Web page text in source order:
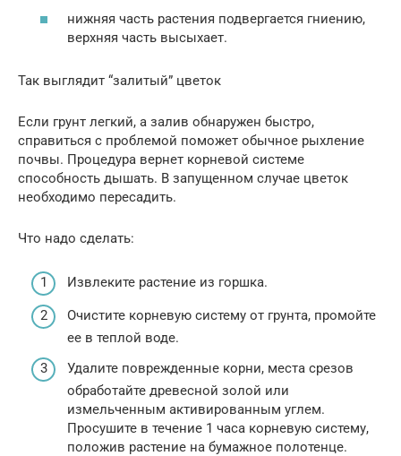
нижняя часть растения подвергается гниению,
верхняя часть высыхает.
Так выглядит “залитый” цветок
Если грунт легкий, а залив обнаружен быстро,
справиться с проблемой поможет обычное рыхление
почвы. Процедура вернет корневой системе
способность дышать. В запущенном случае цветок
необходимо пересадить.
Что надо сделать:
Извлеките растение из горшка.
Очистите корневую систему от грунта, промойте
ее в теплой воде.
Удалите поврежденные корни, места срезов
обработайте древесной золой или
измельченным активированным углем.
Просушите в течение 1 часа корневую систему,
положив растение на бумажное полотенце.